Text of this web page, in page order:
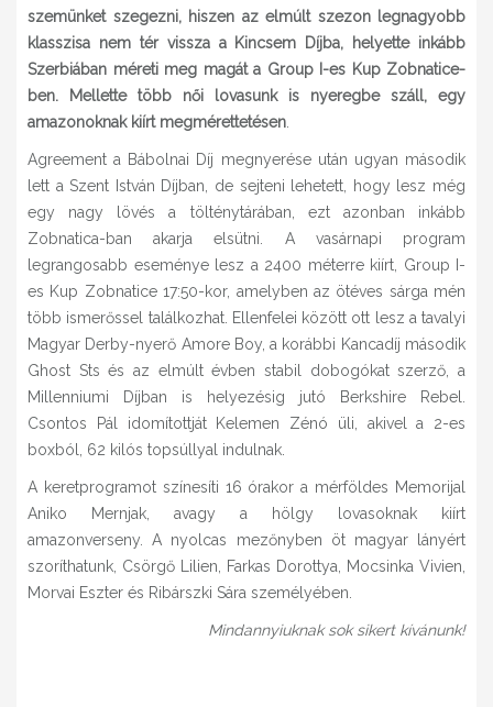
szemünket szegezni, hiszen az elmúlt szezon legnagyobb
klasszisa nem tér vissza a Kincsem Díjba, helyette inkább
Szerbiában méreti meg magát a Group I-es Kup Zobnatice-
ben. Mellette több női lovasunk is nyeregbe száll, egy
amazonoknak kiírt megmérettetésen
Agreement a Bábolnai Díj megnyerése után ugyan második
lett a Szent István Díjban, de sejteni lehetett, hogy lesz még
egy nagy lövés a tölténytárában, ezt azonban inkább
Zobnatica-ban akarja elsütni. A vasárnapi program
legrangosabb eseménye lesz a 2400 méterre kiírt, Group I-
es Kup Zobnatice 17:50-kor, amelyben az ötéves sárga mén
több ismerőssel találkozhat. Ellenfelei között ott lesz a tavalyi
Magyar Derby-nyerő Amore Boy, a korábbi Kancadíj második
Ghost Sts és az elmúlt évben stabil dobogókat szerző, a
Millenniumi Díjban is helyezésig jutó Berkshire Rebel.
Csontos Pál idomítottját Kelemen Zénó üli, akivel a 2-es
boxból, 62 kilós topsúllyal indulnak.
A keretprogramot színesíti 16 órakor a mérföldes Memorijal
Aniko Mernjak, avagy a hölgy lovasoknak kiírt
amazonverseny. A nyolcas mezőnyben öt magyar lányért
szoríthatunk, Csörgő Lilien, Farkas Dorottya, Mocsinka Vivien,
Morvai Eszter és Ribárszki Sára személyében.
Mindannyiuknak sok sikert kívánunk!